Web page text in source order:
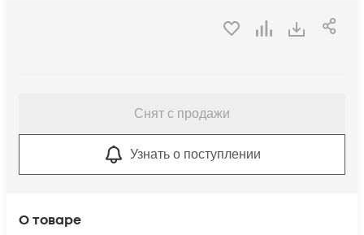
О товаре
Снят с продажи
Узнать о поступлении